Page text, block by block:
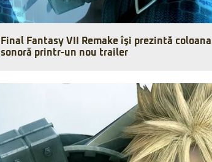
Final Fantasy VII Remake îşi prezintă coloana
sonoră printr-un nou trailer